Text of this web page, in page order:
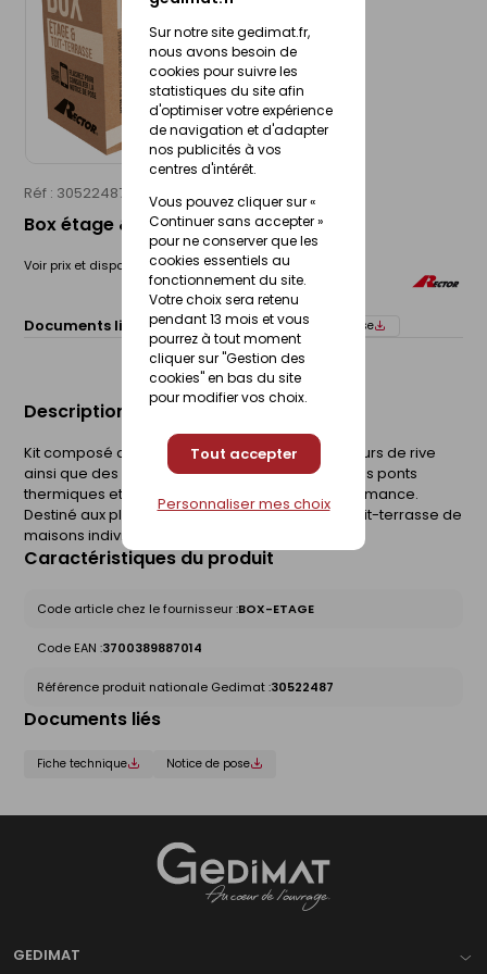
Sur notre site gedimat.fr,
nous avons besoin de
cookies pour suivre les
statistiques du site afin
d'optimiser votre expérience
de navigation et d'adapter
nos publicités à vos
centres d'intérêt.
Vous pouvez cliquer sur «
Continuer sans accepter »
pour ne conserver que les
cookies essentiels au
fonctionnement du site.
Votre choix sera retenu
pendant 13 mois et vous
pourrez à tout moment
cliquer sur "Gestion des
cookies" en bas du site
pour modifier vos choix.
Tout accepter
Personnaliser mes choix
Réf : 30522487 RECTOR
Box étage & toit-terrasse
Voir prix et disponibilité en magasin
Documents liés : Fiche technique Notice de pose
Description du produit
Kit composé de 11 rupteurs d'about et de 7 rupteurs de rive
ainsi que des accessoires, pour le traitement des ponts
thermiques et garantie un haut niveau de performance.
Destiné aux planchers Equatio à l'étage ou en toit-terrasse de
maisons individuelles.
Caractéristiques du produit
Code article chez le fournisseur :BOX-ETAGE
Code EAN :3700389887014
Référence produit nationale Gedimat :30522487
Documents liés
Fiche technique Notice de pose
GEDIMAT